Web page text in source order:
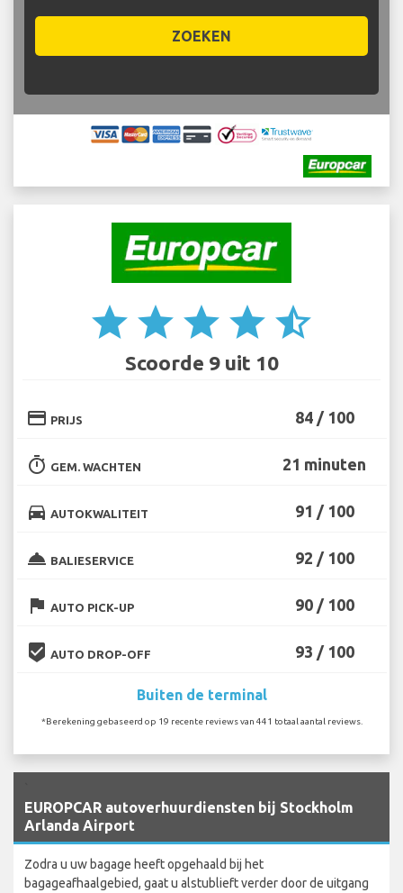
ZOEKEN
star star star star star_half
Scoorde 9 uit 10
credit_card PRIJS 84 / 100
timer GEM. WACHTEN 21 minuten
directions_car AUTOKWALITEIT 91 / 100
room_service BALIESERVICE 92 / 100
flag AUTO PICK-UP 90 / 100
beenhere AUTO DROP-OFF 93 / 100
Buiten de terminal
*Berekening gebaseerd op 19 recente reviews van 441 totaal aantal reviews.
EUROPCAR autoverhuurdiensten bij Stockholm
Arlanda Airport
Zodra u uw bagage heeft opgehaald bij het
bagageafhaalgebied, gaat u alstublieft verder door de uitgang